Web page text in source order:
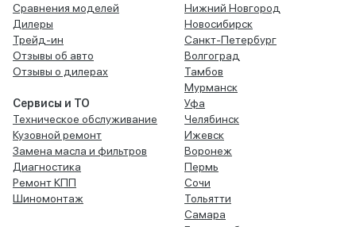
Сравнения моделей
Дилеры
Трейд-ин
Отзывы об авто
Отзывы о дилерах
Сервисы и ТО
Техническое обслуживание
Кузовной ремонт
Замена масла и фильтров
Диагностика
Ремонт КПП
Шиномонтаж
Нижний Новгород
Новосибирск
Санкт-Петербург
Волгоград
Тамбов
Мурманск
Уфа
Челябинск
Ижевск
Воронеж
Пермь
Сочи
Тольятти
Самара